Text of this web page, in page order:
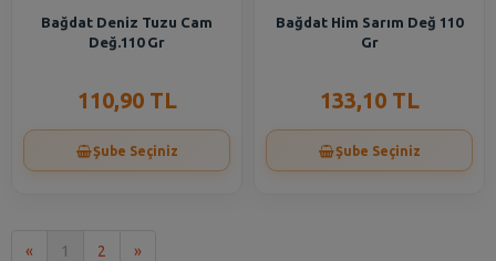
Bağdat Deniz Tuzu Cam
Değ.110 Gr
110,90 TL
Şube Seçiniz
Bağdat Him Sarım Değ 110
Gr
133,10 TL
Şube Seçiniz
« 1 2 »Son